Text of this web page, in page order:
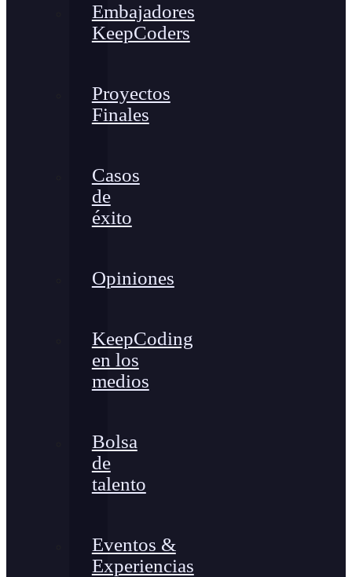
Embajadores
KeepCoders
Proyectos
Finales
Casos
de
éxito
Opiniones
KeepCoding
en los
medios
Bolsa
de
talento
Eventos &
Experiencias